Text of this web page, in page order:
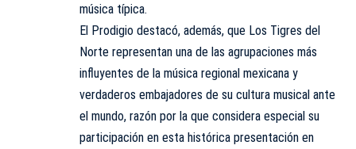
música típica.
El Prodigio destacó, además, que Los Tigres del
Norte representan una de las agrupaciones más
influyentes de la música regional mexicana y
verdaderos embajadores de su cultura musical ante
el mundo, razón por la que considera especial su
participación en esta histórica presentación en